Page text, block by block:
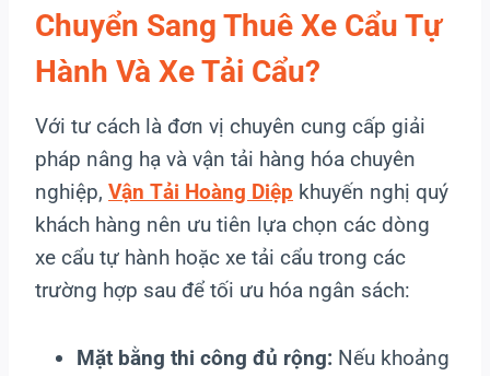
Chuyển Sang Thuê Xe Cẩu Tự
Hành Và Xe Tải Cẩu?
Với tư cách là đơn vị chuyên cung cấp giải
pháp nâng hạ và vận tải hàng hóa chuyên
nghiệp, Vận Tải Hoàng Diệp khuyến nghị quý
khách hàng nên ưu tiên lựa chọn các dòng
xe cẩu tự hành hoặc xe tải cẩu trong các
trường hợp sau để tối ưu hóa ngân sách:
Mặt bằng thi công đủ rộng: Nếu khoảng